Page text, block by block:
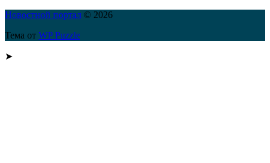
Новостной портал © 2026
Тема от WP Puzzle
➤